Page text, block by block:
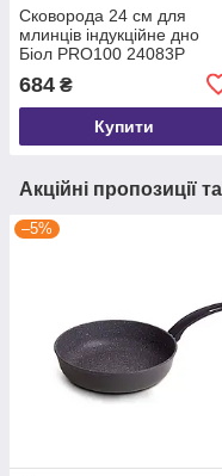
Сковорода 24 см для
млинців індукційне дно
Біол PRO100 24083P
684 ₴
Купити
Акційні пропозиції
–5%